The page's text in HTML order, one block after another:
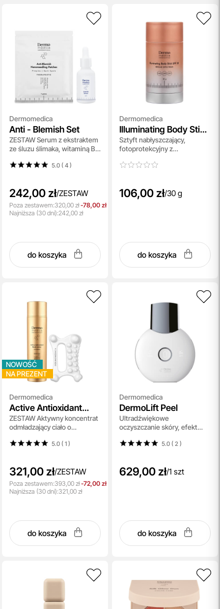
Dermomedica
Anti - Blemish Set
ZESTAW Serum z ekstraktem
ze śluzu ślimaka, witaminą B3
glukanem 30 ml + Aktywne
5.0 ( 4)
242,00 zł/ZESTAW
Poza zestawem:320,00 zł-78,00 zł
Najniższa (30 dni):242,00 zł
do koszyka
Dermomedica
Illuminating Body Stick
SPF 30
Sztyft nabłyszczający,
fotoprotekcyjny z
przeciwsłoneczną
106,00 zł/30 g
do koszyka
NOWOŚĆ
NA PREZENT
Dermomedica
Active Antioxidant
Body Lotion + Dermo
Sculpt Gua Sha
ZESTAW Aktywny koncentrat
odmładzający ciało o
+ Ceramiczny masażer do
5.0 ( 1)
321,00 zł/ZESTAW
Poza zestawem:393,00 zł-72,00 zł
Najniższa (30 dni):321,00 zł
do koszyka
Dermomedica
DermoLift Peel
Ultradźwiękowe
oczyszczanie skóry, efekt
wygładzenia skóry 1 szt
5.0 ( 2 )
629,00 zł/1 szt
do koszyka